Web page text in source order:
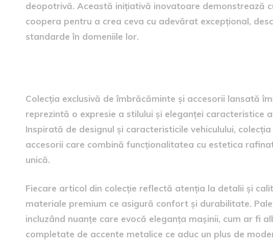
deopotrivă. Această inițiativă inovatoare demonstrează
coopera pentru a crea ceva cu adevărat excepțional,
standarde în domeniile lor.
Colecția exclusivă de îmbrăcăminte și accesorii lansată
reprezintă o expresie a stilului și eleganței caracteristice
Inspirată de designul și caracteristicile vehiculului,
accesorii care combină funcționalitatea cu estetica
unică.
Fiecare articol din colecție reflectă atenția la detalii și
materiale premium ce asigură confort și durabilitate.
incluzând nuanțe care evocă eleganța mașinii, cum ar fi
completate de accente metalice ce aduc un plus de